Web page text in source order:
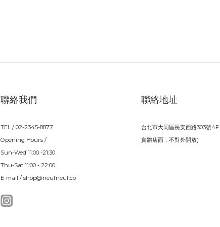
聯絡我們
TEL / 02-2345-8877
Opening Hours /
Sun-Wed 11:00 -21:30
Thu-Sat 11:00 - 22:00
E-mail / shop@neufneuf.co
聯絡地址
台北市大同區長安西路303號
實體店面，不對外開放)